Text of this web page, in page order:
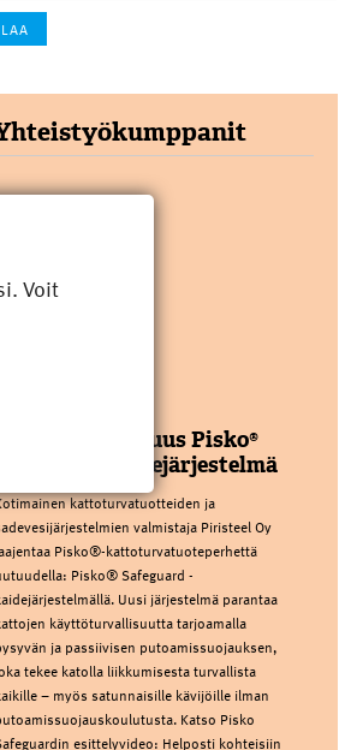
Kattoturvauutuus Pisko®
Safeguard kaidejärjestelmä
kattoturvatuotteiden ja
valmistaja Piristeel Oy
Pisko®-kattoturvatuoteperhettä
Pisko® Safeguard -
Uusi järjestelmä parantaa
käyttöturvallisuutta tarjoamalla
ja passiivisen putoamissuojauksen,
tekee katolla liikkumisesta turvallista
– myös satunnaisille kävijöille ilman
Katso Pisko
esittelyvideo: Helposti kohteisiin
Voit